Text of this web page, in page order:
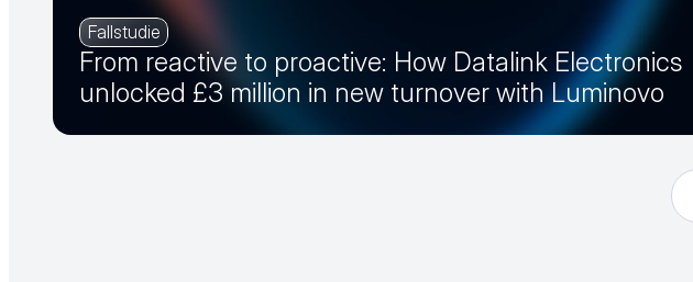
Fallstudie
From reactive to proactive: How Datalink Electronics
unlocked £3 million in new turnover with Luminovo